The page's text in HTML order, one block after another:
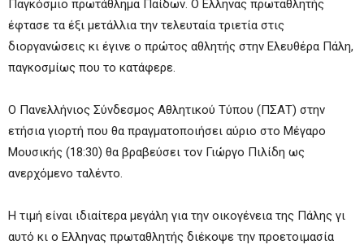
Παγκόσμιο πρωτάθλημα Παίδων. Ο Ελληνας πρωταθλητής
έφτασε τα έξι μετάλλια την τελευταία τριετία στις
διοργανώσεις κι έγινε ο πρώτος αθλητής στην Ελευθέρα Πάλη,
παγκοσμίως που το κατάφερε.
Ο Πανελλήνιος Σύνδεσμος Αθλητικού Τύπου (ΠΣΑΤ) στην
ετήσια γιορτή που θα πραγματοποιήσει αύριο στο Μέγαρο
Μουσικής (18:30) θα βραβεύσει τον Γιώργο Πιλίδη ως
ανερχόμενο ταλέντο.
Η τιμή είναι ιδιαίτερα μεγάλη για την οικογένεια της Πάλης γι
αυτό κι ο Ελληνας πρωταθλητής διέκοψε την προετοιμασία